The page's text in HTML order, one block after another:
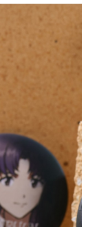
意方可使用
公司不負相關責
狀況，依本公司即
公司將視審查結果
惡意使用之情形，
取法律行動。